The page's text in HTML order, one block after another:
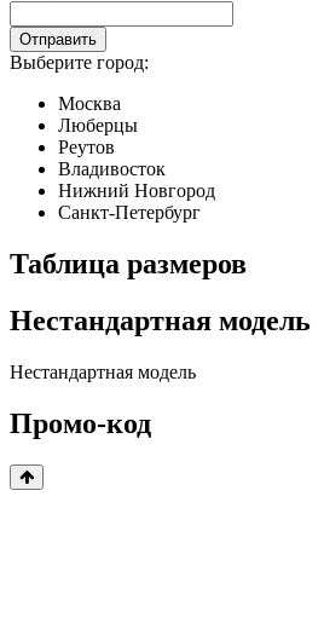
Отправить
Выберите город:
Москва
Люберцы
Реутов
Владивосток
Нижний Новгород
Санкт-Петербург
Таблица размеров
Нестандартная модель
Нестандартная модель
Промо-код